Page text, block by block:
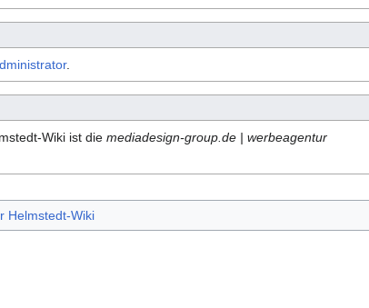
.
Wiki ist diemediadesign-group.de | werbeagentur
Helmstedt-Wiki